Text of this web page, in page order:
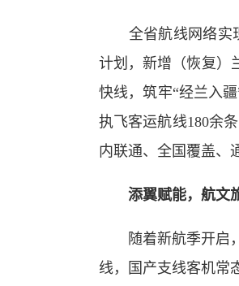
全省航线网络实
计划 ，新增（恢复）
快线，筑牢“经兰入疆
执飞客运航线180余
内联通、全国覆盖、
添翼赋能， 航文
随着新航季开启，
线，国产支线客机常